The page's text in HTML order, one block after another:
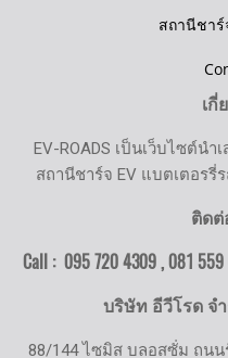
สถานีชา
เกี่
EV-ROADS เป็นเว็บไซต์น
สถานีชาร์จ EV แบตเตอร
ติด
Call : 095 720 4309 , 081
บริษัท อีวีโรด จำ
88/144 ไซมิส บลอสซั่ม ถน